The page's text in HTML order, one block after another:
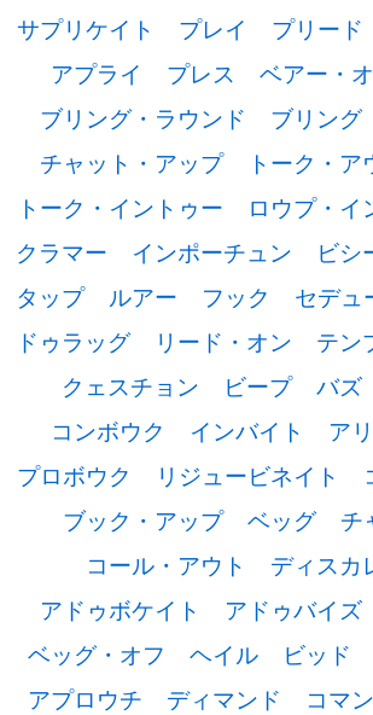
サプリケイト
プレイ プリード
アプライ
プレス ベアー・
ブリング・ラウンド
ブリング
チャット・アップ
トーク・
トーク・イントゥー
ロウプ・イ
クラマー
インポーチュン ビシ
タップ
ルアー フック セデュ
ドゥラッグ
リード・オン テン
クェスチョン
ビープ バズ
コンボウク
インバイト
ア
プロボウク
リジュービネイト
ブック・アップ
ベッグ
チ
コール・アウト
ディスカ
アドゥボケイト
アドゥバイズ
ベッグ・オフ
ヘイル ビッド
アプロウチ
ディマンド コマ